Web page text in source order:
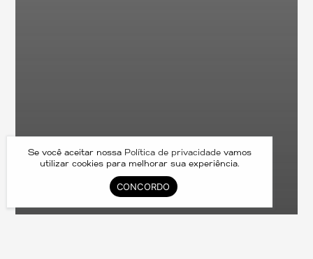
Se você aceitar nossa Política de privacidade vamos
utilizar cookies para melhorar sua experiência.
CONCORDO